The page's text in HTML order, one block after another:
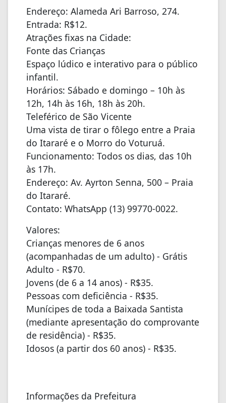
Endereço: Alameda Ari Barroso, 274.
Entrada: R$12.
Atrações fixas na Cidade:
Fonte das Crianças
Espaço lúdico e interativo para o público
infantil.
Horários: Sábado e domingo – 10h às
12h, 14h às 16h, 18h às 20h.
Teleférico de São Vicente
Uma vista de tirar o fôlego entre a Praia
do Itararé e o Morro do Voturuá.
Funcionamento: Todos os dias, das 10h
às 17h.
Endereço: Av. Ayrton Senna, 500 – Praia
do Itararé.
Contato: WhatsApp (13) 99770-0022.
Valores:
Crianças menores de 6 anos
(acompanhadas de um adulto) - Grátis
Adulto - R$70.
Jovens (de 6 a 14 anos) - R$35.
Pessoas com deficiência - R$35.
Munícipes de toda a Baixada Santista
(mediante apresentação do comprovante
de residência) - R$35.
Idosos (a partir dos 60 anos) - R$35.
Informações da Prefeitura